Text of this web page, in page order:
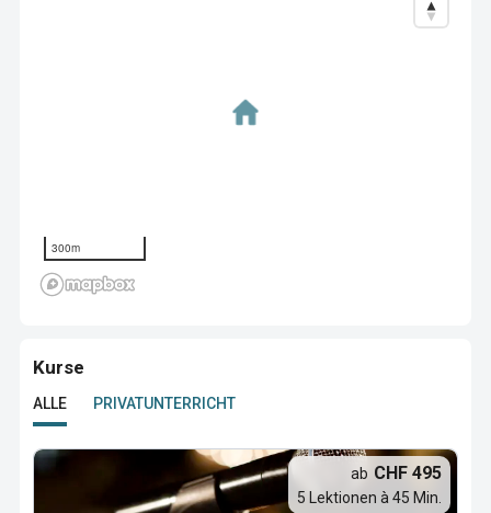
300m
Kurse
ALLE PRIVATUNTERRICHT
ab CHF 495
5 Lektionen à 45 Min.